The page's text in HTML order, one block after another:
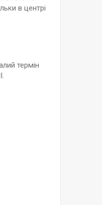
в центрі
термін